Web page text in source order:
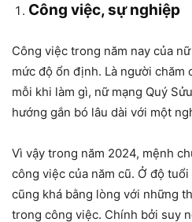
Công việc, sự nghiệp
Công việc trong năm nay của
mức độ ổn định. Là người chăm
mỗi khi làm gì, nữ mạng Quý
hướng gắn bó lâu dài với một
Vì vậy trong năm 2024, mệnh
công việc của năm cũ. Ở độ
cũng khá bằng lòng với những
trong công việc. Chính bởi suy